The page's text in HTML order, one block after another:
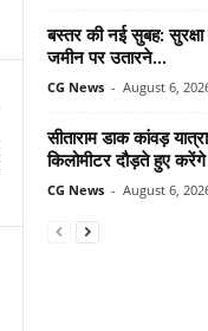
बस्तर की नई सुबह:
जमीन पर उतारने...
CG News - August 6,
सीताराम डाक कांवड़
किलोमीटर दौड़ते हुए
CG News - August 6,